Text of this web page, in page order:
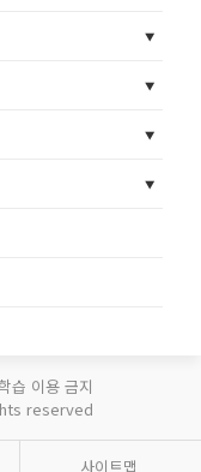
습 이용 금지
reserved
사이트맵